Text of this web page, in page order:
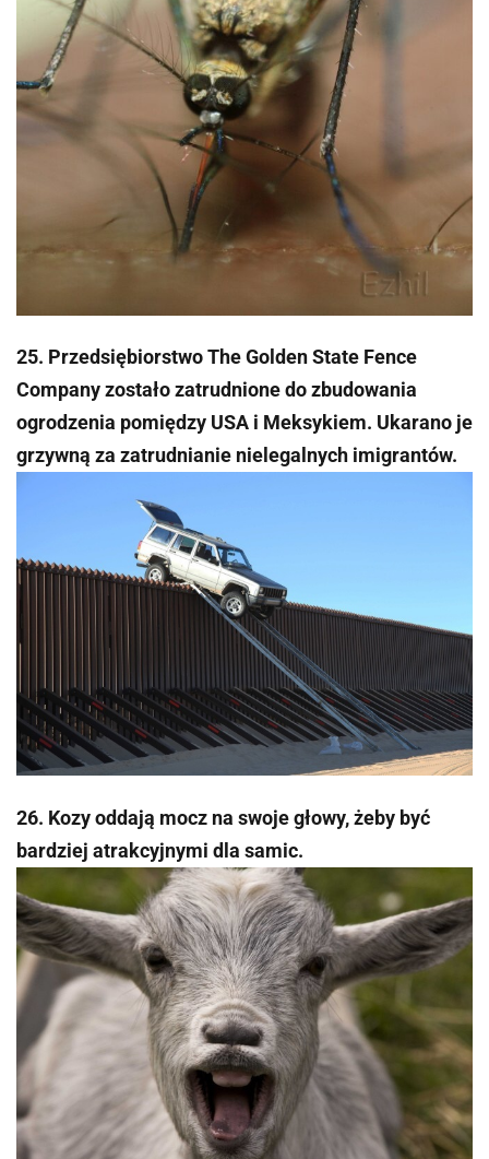
25. Przedsiębiorstwo The Golden State Fence
Company zostało zatrudnione do zbudowania
ogrodzenia pomiędzy USA i Meksykiem. Ukarano je
grzywną za zatrudnianie nielegalnych imigrantów.
26. Kozy oddają mocz na swoje głowy, żeby być
bardziej atrakcyjnymi dla samic.